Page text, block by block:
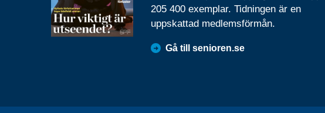
205 400 exemplar. Tidningen är en
uppskattad medlemsförmån.
Gå till senioren.se